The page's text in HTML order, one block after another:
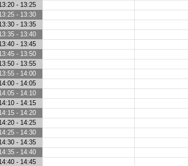
- 13:25
- 13:30
- 13:35
- 13:40
- 13:45
- 13:50
- 13:55
- 14:00
- 14:05
- 14:10
- 14:15
- 14:20
- 14:25
- 14:30
- 14:35
- 14:40
- 14:45